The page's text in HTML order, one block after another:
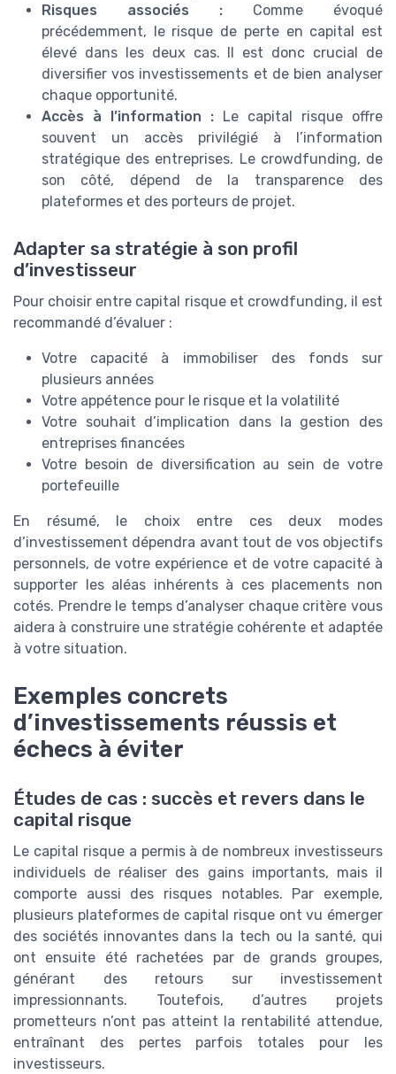
Risques associés : Comme évoqué
précédemment, le risque de perte en capital est
élevé dans les deux cas. Il est donc crucial de
diversifier vos investissements et de bien analyser
chaque opportunité.
Accès à l’information : Le capital risque offre
souvent un accès privilégié à l’information
stratégique des entreprises. Le crowdfunding, de
son côté, dépend de la transparence des
plateformes et des porteurs de projet.
Adapter sa stratégie à son profil
d’investisseur
Pour choisir entre capital risque et crowdfunding, il est
recommandé d’évaluer :
Votre capacité à immobiliser des fonds sur
plusieurs années
Votre appétence pour le risque et la volatilité
Votre souhait d’implication dans la gestion des
entreprises financées
Votre besoin de diversification au sein de votre
portefeuille
En résumé, le choix entre ces deux modes
d’investissement dépendra avant tout de vos objectifs
personnels, de votre expérience et de votre capacité à
supporter les aléas inhérents à ces placements non
cotés. Prendre le temps d’analyser chaque critère vous
aidera à construire une stratégie cohérente et adaptée
à votre situation.
Exemples concrets
d’investissements réussis et
échecs à éviter
Études de cas : succès et revers dans le
capital risque
Le capital risque a permis à de nombreux investisseurs
individuels de réaliser des gains importants, mais il
comporte aussi des risques notables. Par exemple,
plusieurs plateformes de capital risque ont vu émerger
des sociétés innovantes dans la tech ou la santé, qui
ont ensuite été rachetées par de grands groupes,
générant des retours sur investissement
impressionnants. Toutefois, d’autres projets
prometteurs n’ont pas atteint la rentabilité attendue,
entraînant des pertes parfois totales pour les
investisseurs.